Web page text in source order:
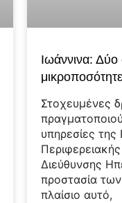
Ιωάννινα: Δύο
Στοχευμένες
υπηρεσίες της
Διεύθυνσης
προστασία
πλαίσιο αυτό,